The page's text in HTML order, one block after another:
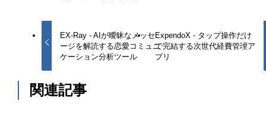
EX-Ray - AIが曖昧なメッセ
ージを解読する恋愛コミュニ
ケーション分析ツール
ExpendoX - タップ操作だけ
で完結する次世代経費管理ア
プリ
関連記事